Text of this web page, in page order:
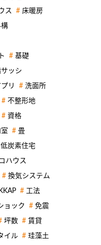
ス 床暖房
基礎
ッシ
リ 洗面所
不整形地
資格
畳
低炭素住宅
ハウス
換気システム
工法
ョック 免震
坪数 賃貸
イル 珪藻土